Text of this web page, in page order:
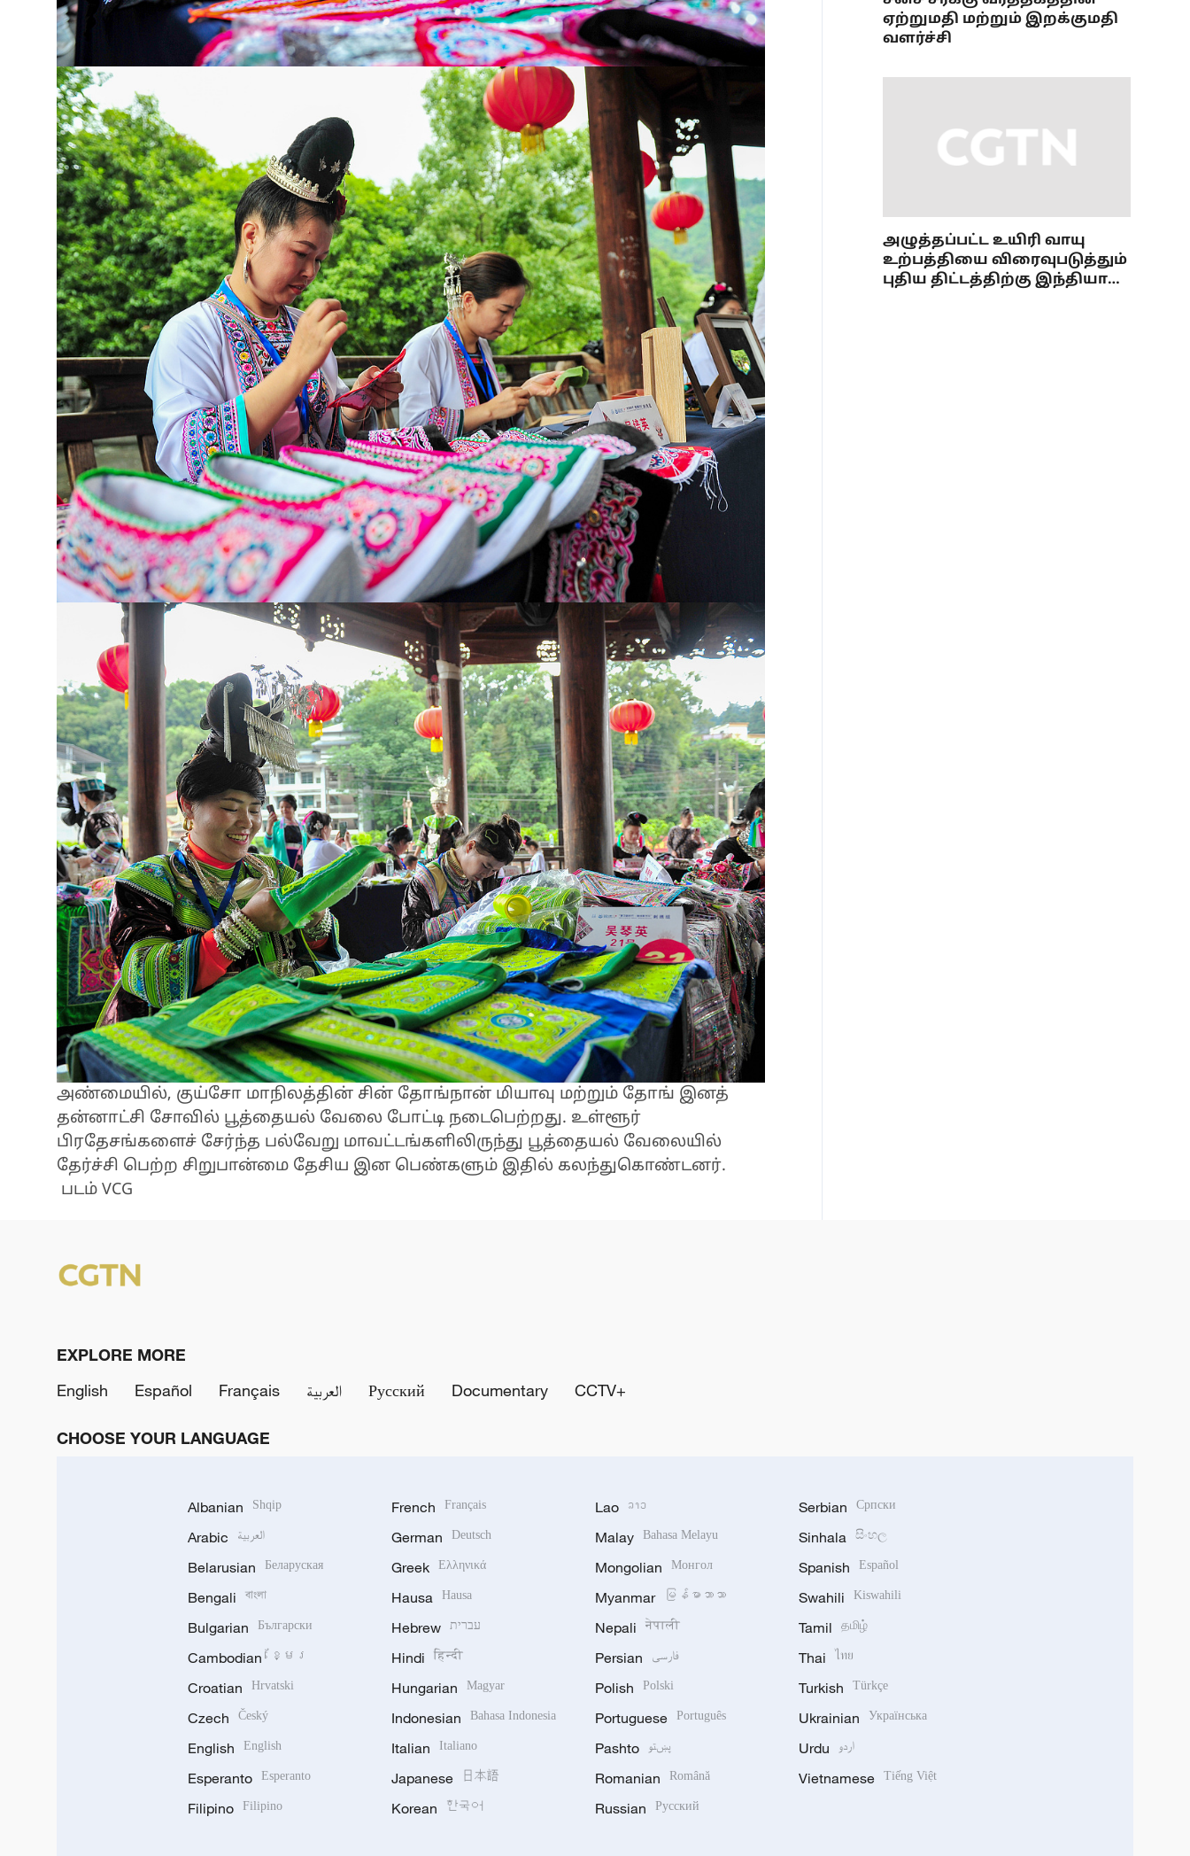
அண்மையில், குய்சோ மாநிலத்தின் சின் தோங்நான் மியாவு மற்றும் தோங் இனத்
தன்னாட்சி சோவில் பூத்தையல் வேலை போட்டி நடைபெற்றது. உள்ளூர்
பிரதேசங்களைச் சேர்ந்த பல்வேறு மாவட்டங்களிலிருந்து பூத்தையல் வேலையில்
தேர்ச்சி பெற்ற சிறுபான்மை தேசிய இன பெண்களும் இதில் கலந்துகொண்டனர்.
படம் VCG
ஏற்றுமதி மற்றும் இறக்குமதி
வளர்ச்சி
அழுத்தப்பட்ட உயிரி வாயு
உற்பத்தியை விரைவுபடுத்தும்
புதிய திட்டத்திற்கு இந்தியா
EXPLORE MORE
English
Español Français العربية Русский Documentary CCTV+
CHOOSE YOUR LANGUAGE
Albanian Shqip
Arabic العربية
Belarusian Беларуская
Bengali বাংলা
Bulgarian Български
Cambodian ខ្មែរ
Croatian Hrvatski
Czech Český
English English
Esperanto Esperanto
Filipino Filipino
French Français
German Deutsch
Greek Ελληνικά
Hausa Hausa
Hebrew עברית
Hindi हिन्दी
Hungarian Magyar
Indonesian Bahasa Indonesia
Italian Italiano
Japanese 日本語
Korean 한국어
Lao ລາວ
Malay Bahasa Melayu
Mongolian Монгол
Myanmar မြန်မာဘာသာ
Nepali नेपाली
Persian فارسی
Polish Polski
Portuguese Português
Pashto پښتو
Romanian Română
Russian Русский
Serbian Српски
Sinhala සිංහල
Spanish Español
Swahili Kiswahili
Tamil தமிழ்
Thai ไทย
Turkish Türkçe
Ukrainian Українська
Urdu اردو
Vietnamese Tiếng Việt